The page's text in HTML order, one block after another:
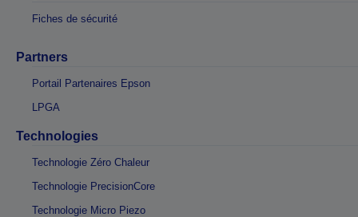
Fiches de sécurité
Partners
Portail Partenaires Epson
LPGA
Technologies
Technologie Zéro Chaleur
Technologie PrecisionCore
Technologie Micro Piezo